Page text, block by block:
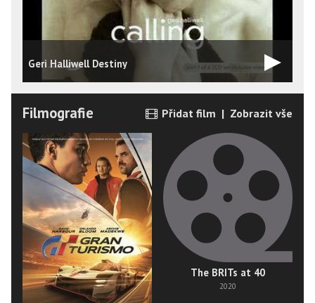
Geri Halliwell Destiny
Filmografie Přidat film | Zobrazit vše
The BRITs at 40
2020